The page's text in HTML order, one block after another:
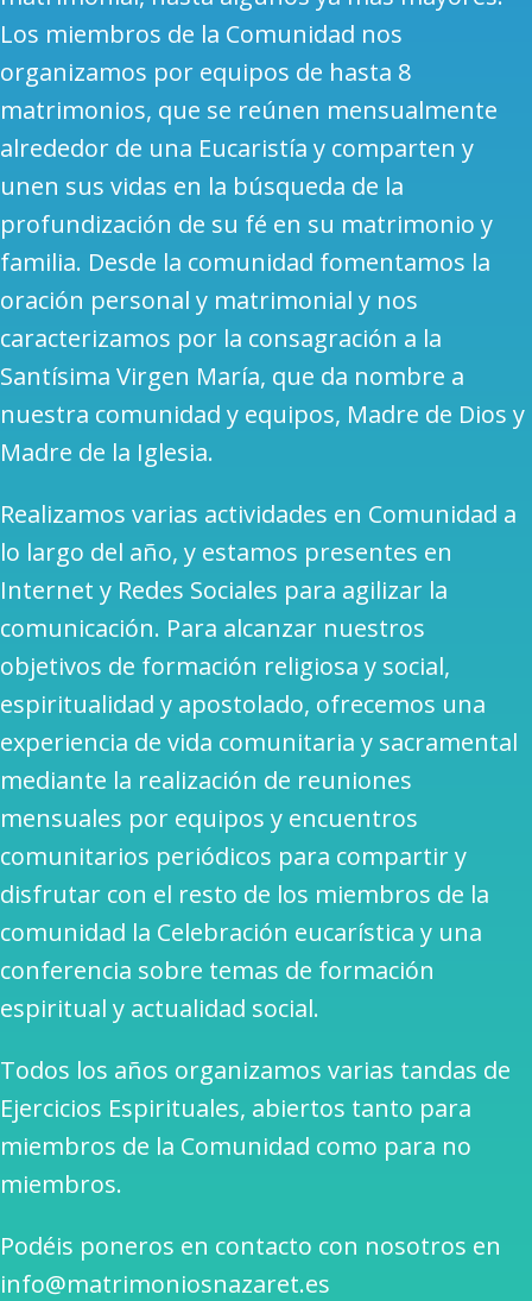
Los miembros de la Comunidad nos
organizamos por equipos de hasta 8
matrimonios, que se reúnen mensualmente
alrededor de una Eucaristía y comparten y
unen sus vidas en la búsqueda de la
profundización de su fé en su matrimonio y
familia. Desde la comunidad fomentamos la
oración personal y matrimonial y nos
caracterizamos por la consagración a la
Santísima Virgen María, que da nombre a
nuestra comunidad y equipos, Madre de Dios y
Madre de la Iglesia.
Realizamos varias actividades en Comunidad a
lo largo del año, y estamos presentes en
Internet y Redes Sociales para agilizar la
comunicación. Para alcanzar nuestros
objetivos de formación religiosa y social,
espiritualidad y apostolado, ofrecemos una
experiencia de vida comunitaria y sacramental
mediante la realización de reuniones
mensuales por equipos y encuentros
comunitarios periódicos para compartir y
disfrutar con el resto de los miembros de la
comunidad la Celebración eucarística y una
conferencia sobre temas de formación
espiritual y actualidad social.
Todos los años organizamos varias tandas de
Ejercicios Espirituales, abiertos tanto para
miembros de la Comunidad como para no
miembros.
Podéis poneros en contacto con nosotros en
info@matrimoniosnazaret.es